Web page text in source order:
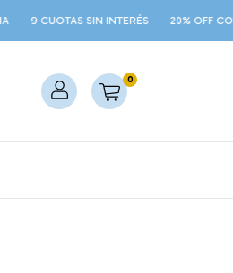
9 CUOTAS SIN INTERÉS 20% OFF
0